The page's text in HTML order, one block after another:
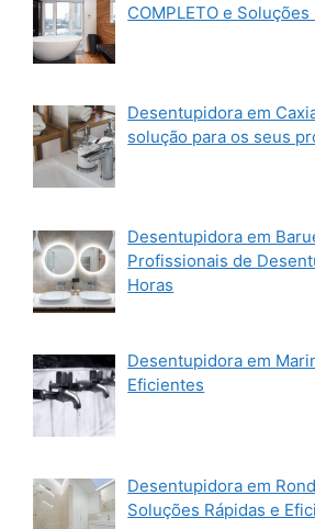
COMPLETO e Soluções
Desentupidora em
solução para os seus
Desentupidora em
Profissionais de
Horas
Desentupidora em
Eficientes
Desentupidora em
Soluções Rápidas e